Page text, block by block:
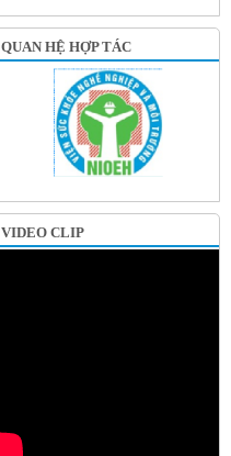
QUAN HỆ HỢP TÁC
VIDEO CLIP